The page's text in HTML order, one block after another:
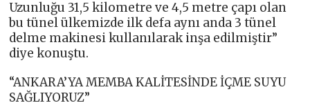
Uzunluğu 31,5 kilometre ve 4,5 metre çapı olan
bu tünel ülkemizde ilk defa aynı anda 3 tünel
delme makinesi kullanılarak inşa edilmiştir”
diye konuştu.
“ANKARA’YA MEMBA KALİTESİNDE İÇME SUYU
SAĞLIYORUZ”